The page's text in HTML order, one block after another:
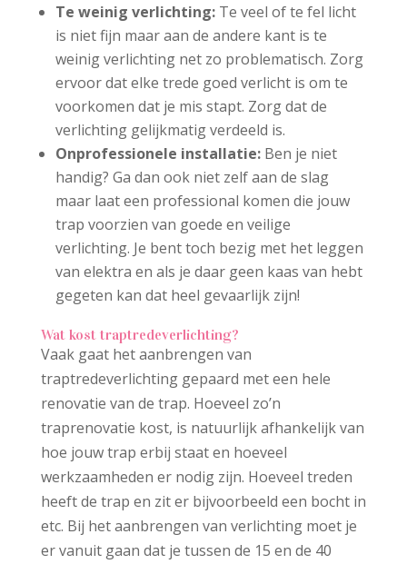
Te weinig verlichting:Te veel of te fel licht
is niet fijn maar aan de andere kant is te
weinig verlichting net zo problematisch. Zorg
ervoor dat elke trede goed verlicht is om te
voorkomen dat je mis stapt. Zorg dat de
verlichting gelijkmatig verdeeld is.
Onprofessionele installatie:Ben je niet
handig? Ga dan ook niet zelf aan de slag
maar laat een professional komen die jouw
trap voorzien van goede en veilige
verlichting. Je bent toch bezig met het leggen
van elektra en als je daar geen kaas van hebt
gegeten kan dat heel gevaarlijk zijn!
Wat kost traptredeverlichting?
Vaak gaat het aanbrengen van
traptredeverlichting gepaard met een hele
renovatie van de trap. Hoeveel zo’n
traprenovatie kost, is natuurlijk afhankelijk van
hoe jouw trap erbij staat en hoeveel
werkzaamheden er nodig zijn. Hoeveel treden
heeft de trap en zit er bijvoorbeeld een bocht in
etc. Bij het aanbrengen van verlichting moet je
er vanuit gaan dat je tussen de 15 en de 40